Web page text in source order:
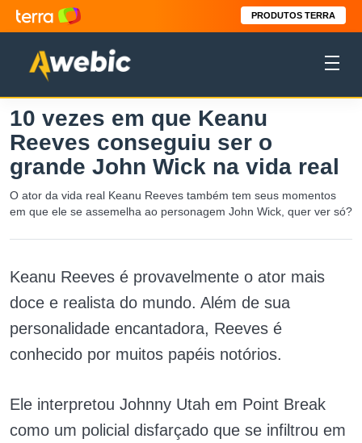
PRODUTOS TERRA
10 vezes em que Keanu
Reeves conseguiu ser o
grande John Wick na vida real
O ator da vida real Keanu Reeves também tem seus momentos
em que ele se assemelha ao personagem John Wick, quer ver só?
Keanu Reeves é provavelmente o ator mais
doce e realista do mundo. Além de sua
personalidade encantadora, Reeves é
conhecido por muitos papéis notórios.
Ele interpretou Johnny Utah em Point Break
como um policial disfarçado que se infiltrou em